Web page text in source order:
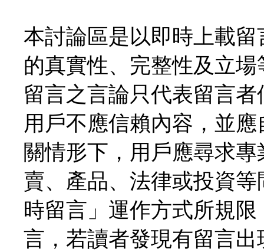
本討論區是以即時上載
的真實性、完整性及立
留言之言論只代表留言
用戶不應信賴內容，並
關情形下，用戶應尋求
賣、產品、法律或投資
時留言」運作方式所規
言，若讀者發現有留言